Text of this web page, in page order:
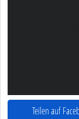
Teilen auf